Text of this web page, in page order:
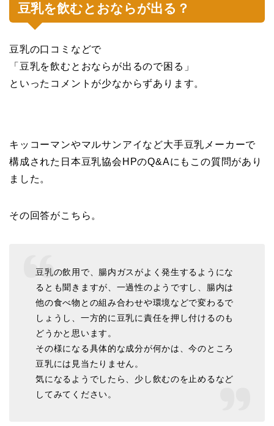
豆乳を飲むとおならが出る？
豆乳の口コミなどで
「豆乳を飲むとおならが出るので困る」
といったコメントが少なからずあります。
キッコーマンやマルサンアイなど大手豆乳メーカーで
構成された日本豆乳協会HPのQ&Aにもこの質問があり
ました。
その回答がこちら。
豆乳の飲用で、腸内ガスがよく発生するようにな
るとも聞きますが、一過性のようですし、腸内は
他の食べ物との組み合わせや環境などで変わるで
しょうし、一方的に豆乳に責任を押し付けるのも
どうかと思います。
その様になる具体的な成分が何かは、今のところ
豆乳には見当たりません。
気になるようでしたら、少し飲むのを止めるなど
してみてください。